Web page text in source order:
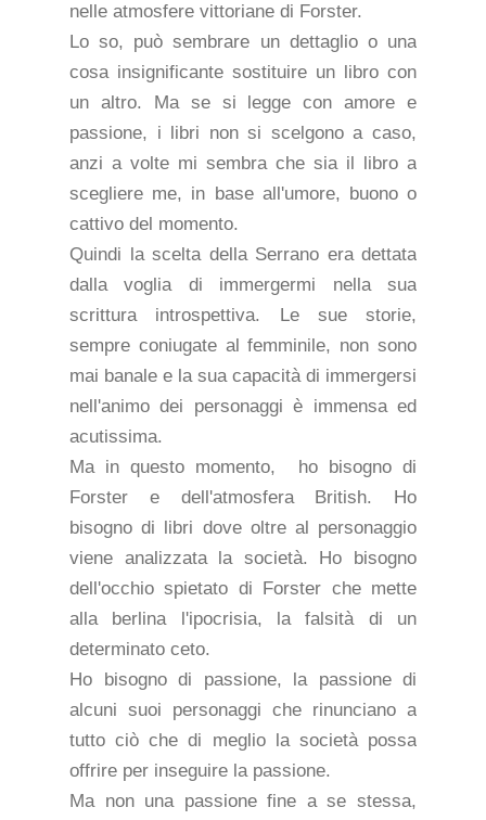
nelle atmosfere vittoriane di Forster.
Lo so, può sembrare un dettaglio o una
cosa insignificante sostituire un libro con
un altro. Ma se si legge con amore e
passione, i libri non si scelgono a caso,
anzi a volte mi sembra che sia il libro a
scegliere me, in base all'umore, buono o
cattivo del momento.
Quindi la scelta della Serrano era dettata
dalla voglia di immergermi nella sua
scrittura introspettiva. Le sue storie,
sempre coniugate al femminile, non sono
mai banale e la sua capacità di immergersi
nell'animo dei personaggi è immensa ed
acutissima.
Ma in questo momento, ho bisogno di
Forster e dell'atmosfera British. Ho
bisogno di libri dove oltre al personaggio
viene analizzata la società. Ho bisogno
dell'occhio spietato di Forster che mette
alla berlina l'ipocrisia, la falsità di un
determinato ceto.
Ho bisogno di passione, la passione di
alcuni suoi personaggi che rinunciano a
tutto ciò che di meglio la società possa
offrire per inseguire la passione.
Ma non una passione fine a se stessa,